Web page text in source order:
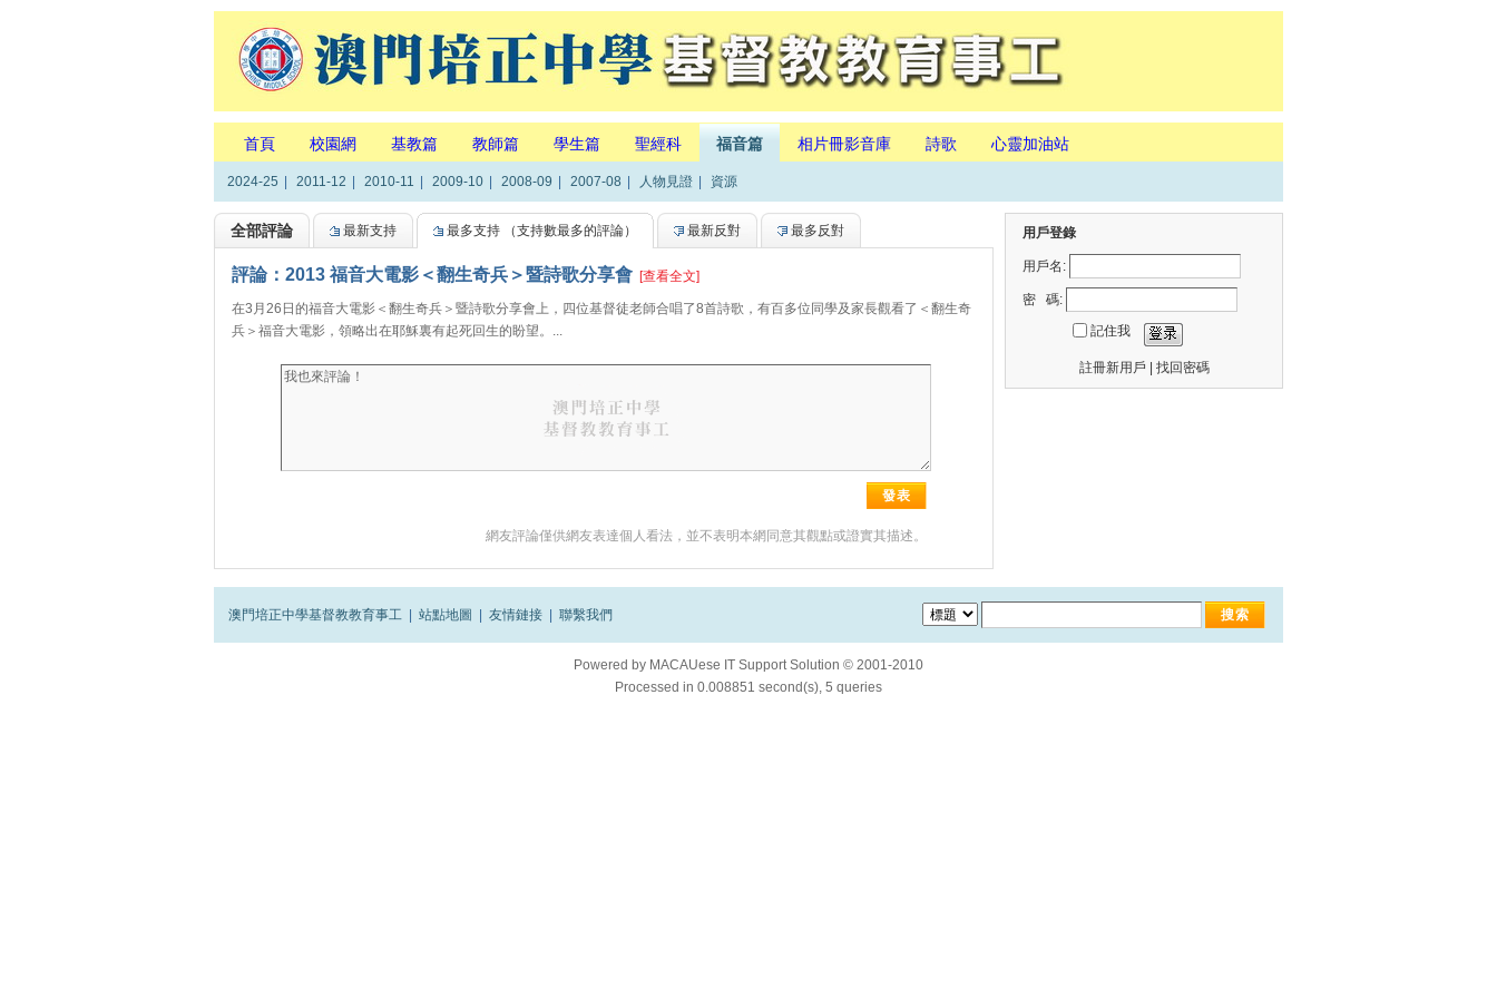
首頁 校園網 基教篇 教師篇 學生篇 聖經科 福音篇 相片冊影音庫 詩歌 心靈加油站
2024-25 2011-12 2010-11 2009-10 2008-09 2007-08 人物見證 資源
全部評論 最新支持 最多支持 （支持數最多的評論） 最新反對 最多反對
評論：2013 福音大電影＜翻生奇兵＞暨詩歌分享會 [查看全文]
在3月26日的福音大電影＜翻生奇兵＞暨詩歌分享會上，四位基督徒老師合唱了8首詩歌，有百多位同學及家長觀看了＜翻生奇
兵＞福音大電影，領略出在耶穌裏有起死回生的盼望。...
網友評論僅供網友表達個人看法，並不表明本網同意其觀點或證實其描述。
用戶登錄
用戶名:
密 碼:
記住我
註冊新用戶 找回密碼
澳門培正中學基督教教育事工 站點地圖 友情鏈接 聯繫我們
Powered by MACAUese IT Support Solution © 2001-2010
Processed in 0.008851 second(s), 5 queries